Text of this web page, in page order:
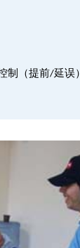
制（提前/延误）